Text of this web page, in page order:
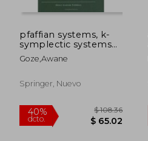
pfaffian systems, k-
symplectic systems
(en Inglés)
Goze,awane
Springer, Nuevo